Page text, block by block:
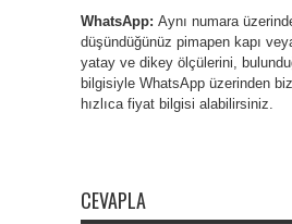
WhatsApp: Aynı numara
düşündüğünüz pimapen kapı
yatay ve dikey ölçülerini,
bilgisiyle WhatsApp üzerinden
hızlıca fiyat bilgisi alabilirsiniz.
CEVAPLA